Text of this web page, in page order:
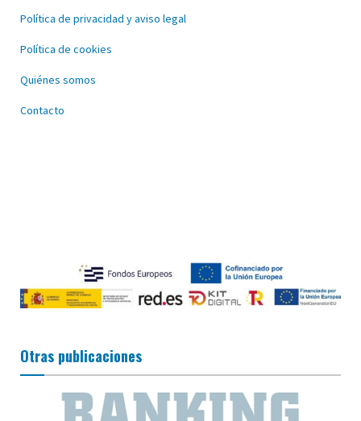
Política de privacidad y aviso legal
Política de cookies
Quiénes somos
Contacto
Otras publicaciones